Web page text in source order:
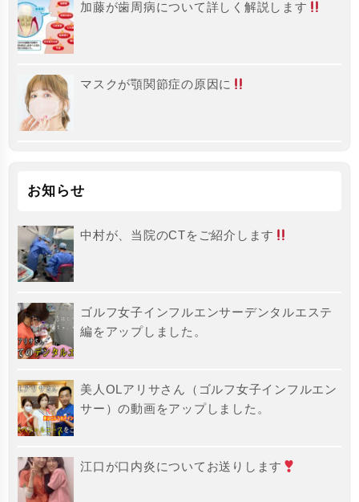
加藤が歯周病について詳しく解説します
マスクが顎関節症の原因に
お知らせ
中村が、当院のCTをご紹介します
ゴルフ女子インフルエンサーデンタルエステ
編をアップしました。
美人OLアリサさん（ゴルフ女子インフルエン
サー）の動画をアップしました。
江口が口内炎についてお送りします